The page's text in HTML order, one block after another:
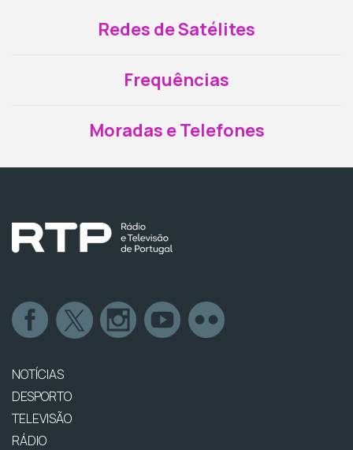
Redes de Satélites
Frequências
Moradas e Telefones
NOTÍCIAS
DESPORTO
TELEVISÃO
RÁDIO